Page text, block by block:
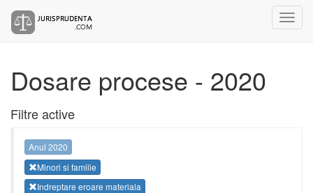
Dosare procese - 2020
Filtre active
Anul 2020
Minori si familie
Indreptare eroare materiala